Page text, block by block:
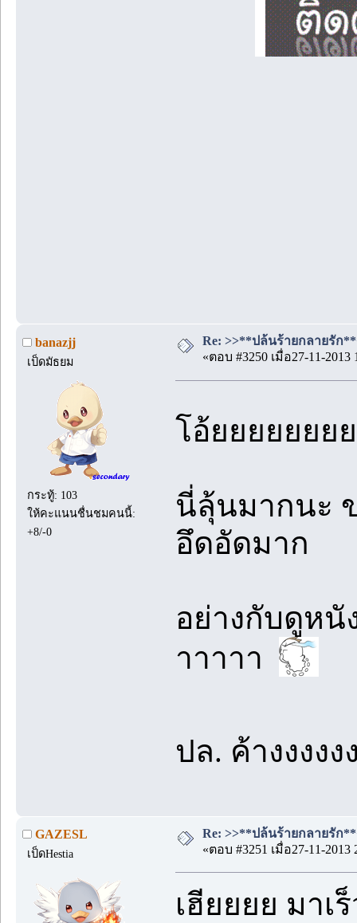
banazjj
เป็ดมัธยม
กระทู้: 103
ให้คะแนนชื่นชมคนนี้:
+8/-0
Re: >>**ปล้นร้ายกลายรัก
«ตอบ #3250 เมื่อ27-11-2013
โอ้ยยยยยยย
นี่ลุ้นมากนะ
อึดอัดมาก
อย่างกับดูหนั
าาาาา
ปล. ค้างงงงง
GAZESL
เป็ดHestia
Re: >>**ปล้นร้ายกลายรัก
«ตอบ #3251 เมื่อ27-11-2013
เฮียยยย มาเ